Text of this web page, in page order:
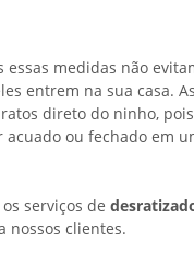
medidas não
entrem na sua casa.
direto do ninho,
ou fechado em
serviços de
nossos clientes.